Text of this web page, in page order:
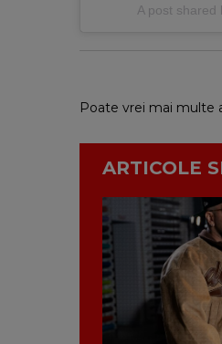
A post shared
Poate vrei mai multe
ARTICOLE